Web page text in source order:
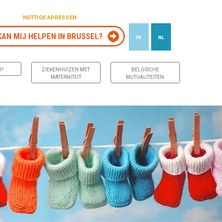
NUTTIGE ADRESSEN
MIJ HELPEN IN BRUSSEL? FR NL
ZIEKENHUIZEN MET
MATERNITEIT
BELGISCHE
MUTUALITEITEN